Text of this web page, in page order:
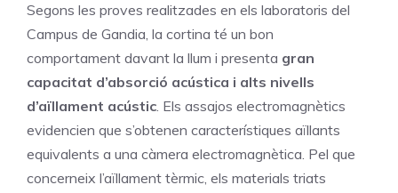
Segons les proves realitzades en els laboratoris del
Campus de Gandia, la cortina té un bon
comportament davant la llum i presenta gran
capacitat d’absorció acústica i alts nivells
d’aïllament acústic. Els assajos electromagnètics
evidencien que s’obtenen característiques aïllants
equivalents a una càmera electromagnètica. Pel que
concerneix l’aïllament tèrmic, els materials triats